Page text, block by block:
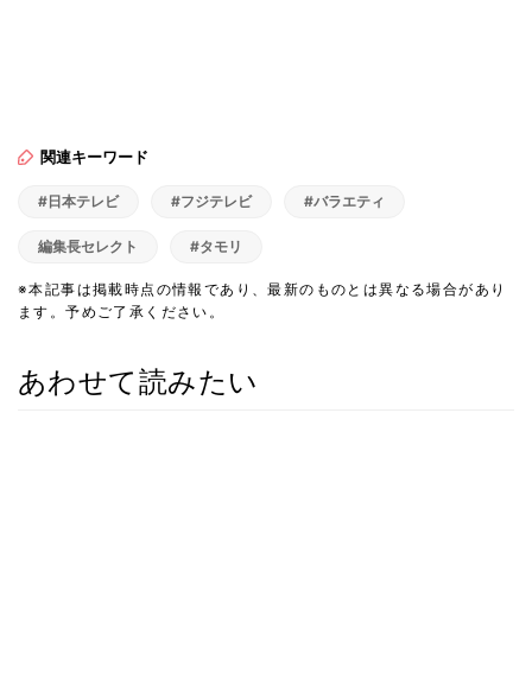
関連キーワード
#日本テレビ #フジテレビ #バラエティ
編集長セレクト #タモリ
※本記事は掲載時点の情報であり、最新のものとは異なる場合があり
ます。予めご了承ください。
あわせて読みたい